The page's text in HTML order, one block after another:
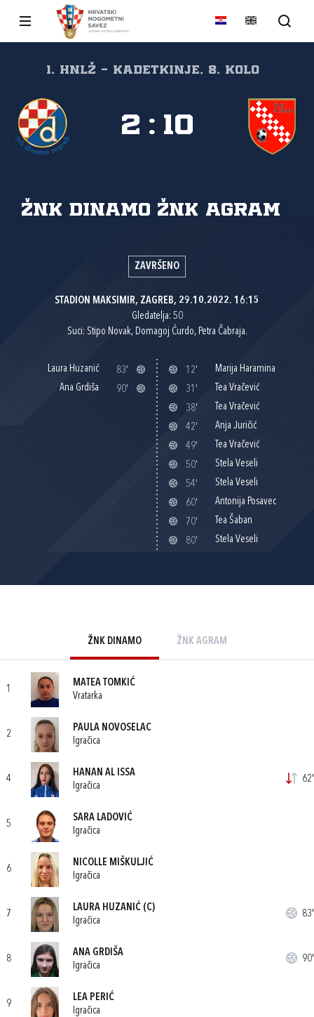
1. HNLŽ - Kadetkinje, 8. kolo
ŽNK Dinamo ŽNK Agram
2 : 10
ZAVRŠENO
STADION MAKSIMIR, ZAGREB, 29.10.2022. 16:15
Gledatelja: 50
Suci: Stipo Novak, Domagoj Ćurdo, Petra Čabraja.
Laura Huzanić
83'
Ana Grdiša
90'
12'
Marija Haramina
31'
Tea Vračević
38'
Tea Vračević
42'
Anja Juričić
49'
Tea Vračević
50'
Stela Veseli
54'
Stela Veseli
60'
Antonija Posavec
70'
Tea Šaban
80'
Stela Veseli
ŽNK DINAMO ŽNK AGRAM
1
MATEA TOMKIĆ
Vratarka
2
PAULA NOVOSELAC
Igračica
4
HANAN AL ISSA
Igračica
62'
5
SARA LADOVIĆ
Igračica
6
NICOLLE MIŠKULJIĆ
Igračica
7
LAURA HUZANIĆ (C)
Igračica
83'
8
ANA GRDIŠA
Igračica
90'
9
LEA PERIĆ
Igračica